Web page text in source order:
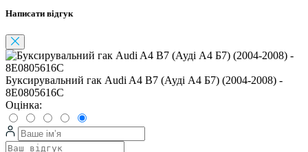
Написати відгук
Буксирувальний гак Audi A4 B7 (Ауді А4 Б7) (2004-2008) -
8E0805616C
Оцінка: